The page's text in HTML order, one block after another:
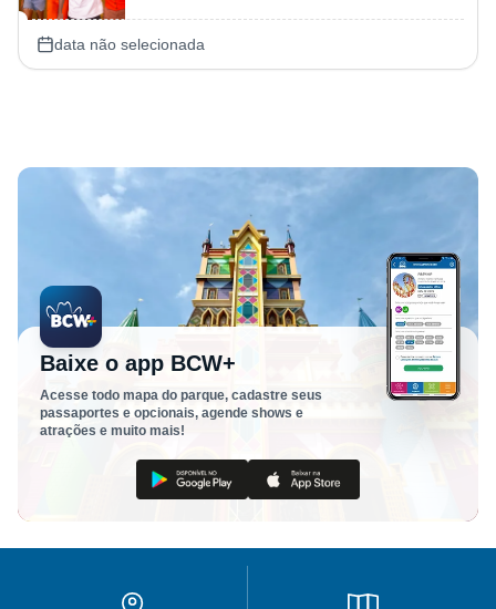
data não selecionada
Baixe o app BCW+
Acesse todo mapa do parque, cadastre seus
passaportes e opcionais, agende shows e
atrações e muito mais!